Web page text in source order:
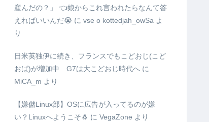
産んだの？」 👈娘からこれ言われたらなんて答
えればいいんだ😭 に vse o kottedjah_owSa よ
り
日米英独伊に続き、フランスでもこどおじ(こど
おば)が増加中 G7は大こどおじ時代へ に
MiCA_m より
【嫌儲Linux部】OSに広告が入ってるのが嫌
い？Linuxへようこそ🐧 に VegaZone より